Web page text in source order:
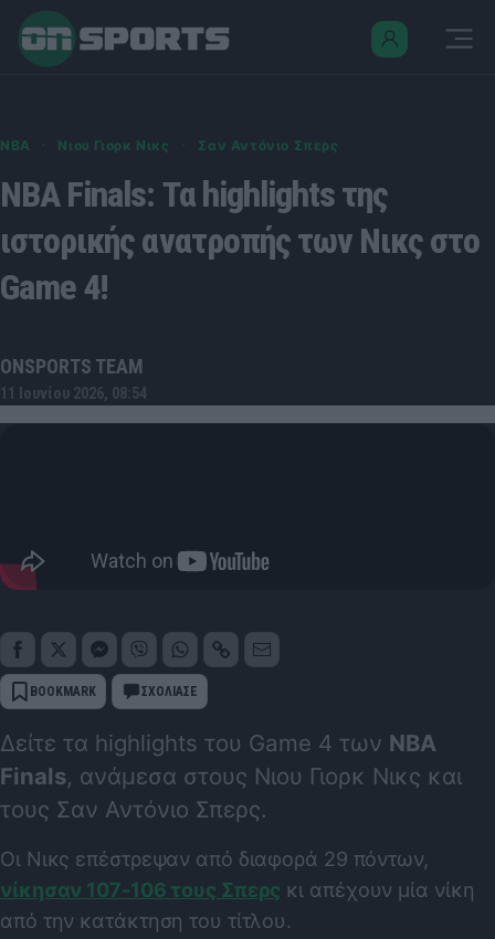
NBA Νιου Γιορκ Νικς Σαν Αντόνιο Σπερς
NBA Finals: Τα highlights της
ιστορικής ανατροπής των Νικς στο
Game 4!
ONSPORTS TEAM
11 Ιουνίου 2026, 08:54
BOOKMARK ΣΧΟΛΙΑΣΕ
Δείτε τα highlights του Game 4 των NBA
Finals, ανάμεσα στους Νιου Γιορκ Νικς και
τους Σαν Αντόνιο Σπερς.
Οι Νικς επέστρεψαν από διαφορά 29 πόντων,
νίκησαν 107-106 τους Σπερς κι απέχουν μία νίκη
από την κατάκτηση του τίτλου.